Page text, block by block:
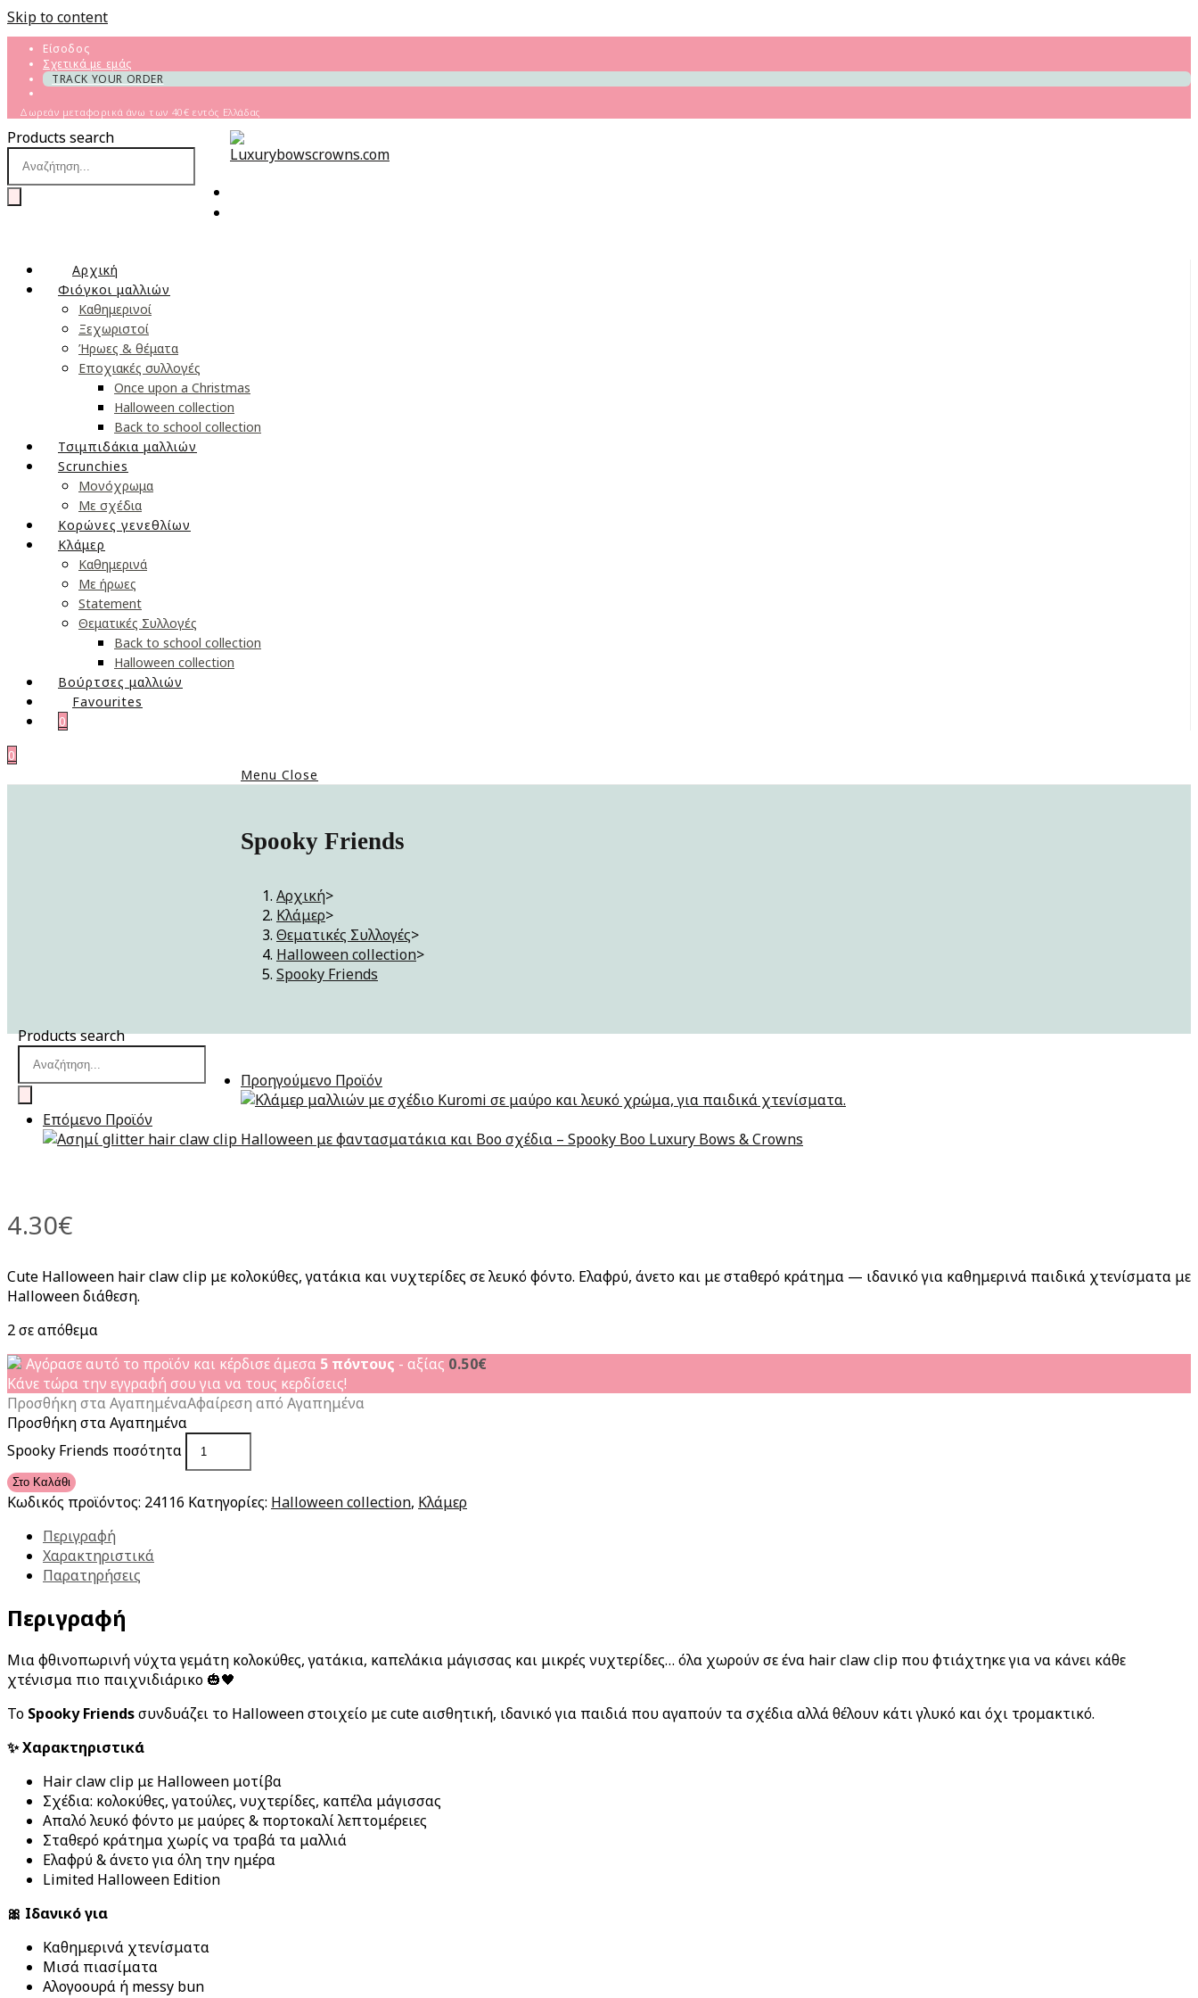
Skip to content
Είσοδος
Σχετικά με εμάς
TRACK YOUR ORDER
Δωρεάν μεταφορικά άνω των 40€ εντός Ελλάδας
Products search
Αρχική
Φιόγκοι μαλλιών
Καθημερινοί
Ξεχωριστοί
Ήρωες & θέματα
Εποχιακές συλλογές
Once upon a Christmas
Halloween collection
Back to school collection
Τσιμπιδάκια μαλλιών
Scrunchies
Μονόχρωμα
Με σχέδια
Κορώνες γενεθλίων
Κλάμερ
Καθημερινά
Με ήρωες
Statement
Θεματικές Συλλογές
Back to school collection
Halloween collection
Βούρτσες μαλλιών
Favourites
0
0
Menu Close
Products search
Spooky Friends
Αρχική>
Κλάμερ>
Θεματικές Συλλογές>
Halloween collection>
Spooky Friends
Προηγούμενο Προϊόν
Επόμενο Προϊόν
4.30€
Cute Halloween hair claw clip με κολοκύθες, γατάκια και νυχτερίδες σε λευκό φόντο. Ελαφρύ, άνετο και με σταθερό κράτημα — ιδανικό για καθημερινά παιδικά χτενίσματα με
Halloween διάθεση.
2 σε απόθεμα
Αγόρασε αυτό το προϊόν και κέρδισε άμεσα 5 πόντους - αξίας 0.50€
Κάνε τώρα την εγγραφή σου για να τους κερδίσεις!
Προσθήκη στα ΑγαπημέναΑφαίρεση από Αγαπημένα
Προσθήκη στα Αγαπημένα
Spooky Friends ποσότητα
Στο Καλάθι
Κωδικός προϊόντος: 24116 Κατηγορίες: Halloween collection, Κλάμερ
Περιγραφή
Χαρακτηριστικά
Παρατηρήσεις
Περιγραφή
Μια φθινοπωρινή νύχτα γεμάτη κολοκύθες, γατάκια, καπελάκια μάγισσας και μικρές νυχτερίδες… όλα χωρούν σε ένα hair claw clip που φτιάχτηκε για να κάνει κάθε
χτένισμα πιο παιχνιδιάρικο 🎃🖤
Το Spooky Friendsσυνδυάζει το Halloween στοιχείο με cute αισθητική, ιδανικό για παιδιά που αγαπούν τα σχέδια αλλά θέλουν κάτι γλυκό και όχι τρομακτικό.
✨ Χαρακτηριστικά
Hair claw clip με Halloween μοτίβα
Σχέδια: κολοκύθες, γατούλες, νυχτερίδες, καπέλα μάγισσας
Απαλό λευκό φόντο με μαύρες & πορτοκαλί λεπτομέρειες
Σταθερό κράτημα χωρίς να τραβά τα μαλλιά
Ελαφρύ & άνετο για όλη την ημέρα
Limited Halloween Edition
🎀 Ιδανικό για
Καθημερινά χτενίσματα
Μισά πιασίματα
Αλογοουρά ή messy bun